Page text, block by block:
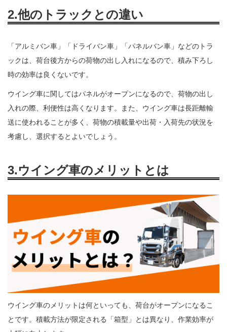
2.他のトラックとの違い
「アルミバン車」「ドライバン車」「パネルバン車」などのトラ
ックは、荷台後方からの荷物の出し入れになるので、積み下ろし
時の効率は良くないです。
ウイング車に関してはパネルがオープンになるので、荷物の出し
入れの際、利便性は高くなります。また、ウイング車は長距離輸
送に使われることが多く、荷物の積載量や出荷・入荷先の状況を
考慮し、選択するとよいでしょう。
3.ウイング車のメリットとは
ウイング車のメリットは何といっても、荷台がオープンになるこ
とです。積載方法が限定される「箱型」とは異なり、作業効率が